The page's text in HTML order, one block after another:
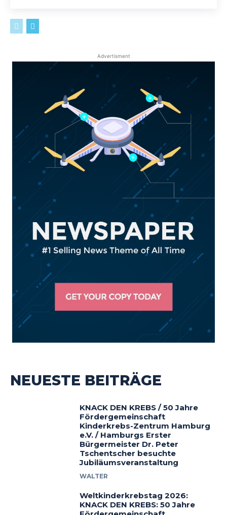
Advertisment
NEUESTE BEITRÄGE
KNACK DEN KREBS / 50 Jahre
Fördergemeinschaft
Kinderkrebs-Zentrum Hamburg
e.V. / Hamburgs Erster
Bürgermeister Dr. Peter
Tschentscher besuchte
Jubiläumsveranstaltung
WALTER
Weltkinderkrebstag 2026:
KNACK DEN KREBS: 50 Jahre